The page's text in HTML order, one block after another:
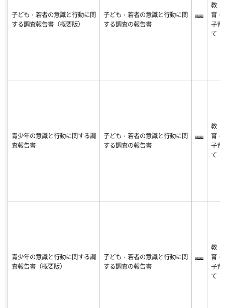
子ども・若者の意識と行動に関
する調査報告書（概要版）
子ども・若者の意識と行動に関
する調査の報告書
教
育・
子育
て
青少年の意識と行動に関する調
査報告書
子ども・若者の意識と行動に関
する調査の報告書
教
育・
子育
て
青少年の意識と行動に関する調
査報告書（概要版）
子ども・若者の意識と行動に関
する調査の報告書
教
育・
子育
て